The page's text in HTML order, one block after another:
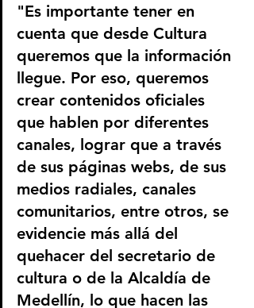
"Es importante tener en
cuenta que desde Cultura
queremos que la información
llegue. Por eso, queremos
crear contenidos oficiales
que hablen por diferentes
canales, lograr que a través
de sus páginas webs, de sus
medios radiales, canales
comunitarios, entre otros, se
evidencie más allá del
quehacer del secretario de
cultura o de la Alcaldía de
Medellín, lo que hacen las